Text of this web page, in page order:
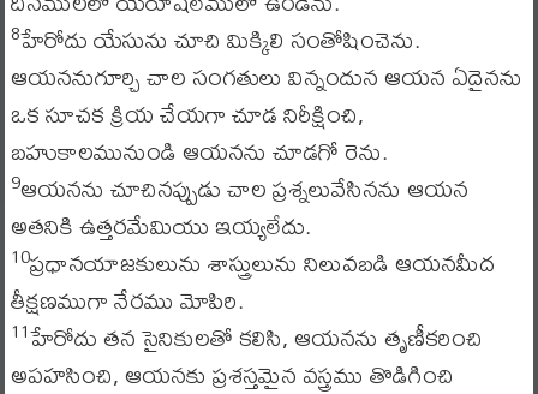
8హేరోదు యేసును చూచి మిక్కిలి సంతోషించెను.
ఆయననుగూర్చి చాల సంగతులు విన్నందున ఆయన ఏదైనను
ఒక సూచక క్రియ చేయగా చూడ నిరీక్షించి,
బహుకాలమునుండి ఆయనను చూడగో రెను.
9ఆయనను చూచినప్పుడు చాల ప్రశ్నలువేసినను ఆయన
అతనికి ఉత్తరమేమియు ఇయ్యలేదు.
10ప్రధానయాజకులును శాస్త్రులును నిలువబడి ఆయనమీద
తీక్షణముగా నేరము మోపిరి.
11హేరోదు తన సైనికులతో కలిసి, ఆయనను తృణీకరించి
అపహసించి, ఆయనకు ప్రశస్తమైన వస్త్రము తొడిగించి